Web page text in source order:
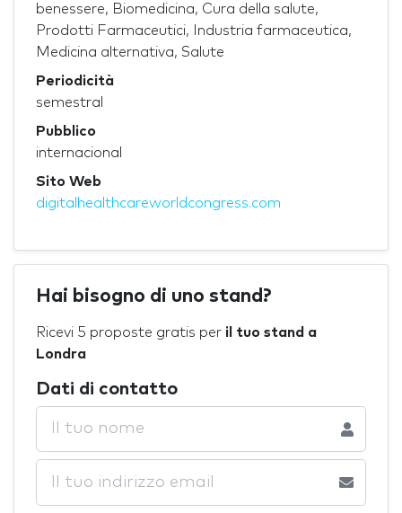
benessere, Biomedicina, Cura della salute,
Prodotti Farmaceutici, Industria farmaceutica,
Medicina alternativa, Salute
Periodicità
semestral
Pubblico
internacional
Sito Web
digitalhealthcareworldcongress.com
Hai bisogno di uno stand?
Ricevi 5 proposte gratis per il tuo stand a
Londra
Dati di contatto